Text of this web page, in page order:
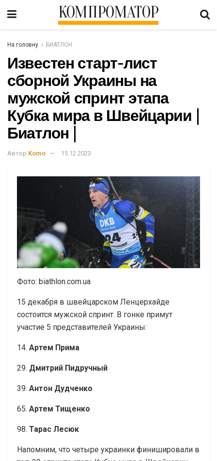
КОМПРОМАТОР
На головну БИАТЛОН
Известен старт-лист
сборной Украины на
мужской спринт этапа
Кубка мира в Швейцарии |
Биатлон |
Автор Komo 15.12.2023
Фото: biathlon.com.ua
15 декабря в швейцарском Ленцерхайде
состоится мужской спринт. В гонке примут
участие 5 представителей Украины:
14. Артем Прима
29. Дмитрий Пидручный
39. Антон Дудченко
65. Артем Тищенко
98. Тарас Лесюк
Напомним, что четыре украинки финишировали в